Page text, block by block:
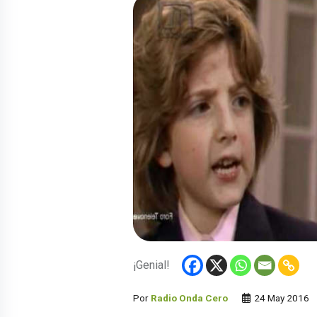
¡Genial!
Por Radio Onda Cero 24 May 2016